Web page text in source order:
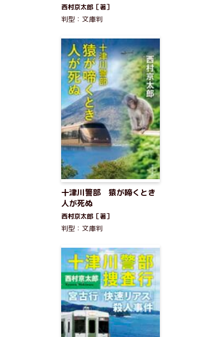
西村京太郎［著］
判型：文庫判
十津川警部 猿が啼くとき
人が死ぬ
西村京太郎［著］
判型：文庫判